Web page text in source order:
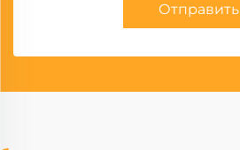
Отправить